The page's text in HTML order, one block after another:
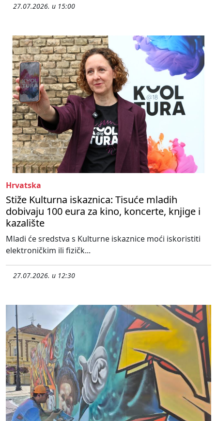
27.07.2026. u 15:00
Hrvatska
Stiže Kulturna iskaznica: Tisuće mladih
dobivaju 100 eura za kino, koncerte, knjige i
kazalište
Mladi će sredstva s Kulturne iskaznice moći iskoristiti
elektroničkim ili fizičk...
27.07.2026. u 12:30